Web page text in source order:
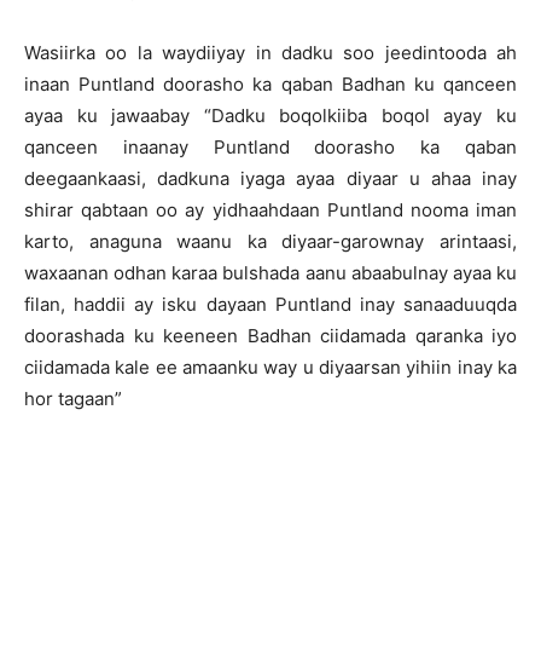
Wasiirka oo la waydiiyay in dadku soo jeedintooda ah
inaan Puntland doorasho ka qaban Badhan ku qanceen
ayaa ku jawaabay “Dadku boqolkiiba boqol ayay ku
qanceen inaanay Puntland doorasho ka qaban
deegaankaasi, dadkuna iyaga ayaa diyaar u ahaa inay
shirar qabtaan oo ay yidhaahdaan Puntland nooma iman
karto, anaguna waanu ka diyaar-garownay arintaasi,
waxaanan odhan karaa bulshada aanu abaabulnay ayaa ku
filan, haddii ay isku dayaan Puntland inay sanaaduuqda
doorashada ku keeneen Badhan ciidamada qaranka iyo
ciidamada kale ee amaanku way u diyaarsan yihiin inay ka
hor tagaan”